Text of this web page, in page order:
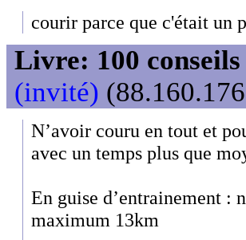
courir parce que c'était un
Livre: 100
(invité)
N’avoir couru en tout et
avec un temps plus que
En guise d’entrainement :
maximum 13km